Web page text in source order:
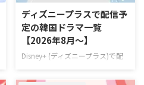
ドル練習生として運命を変えよう
と奮闘するタイムスリップK-POP
ロマンスコメディ。 演出ハン・
グムビ 脚本チェ・ヨンス キャス
トQ（THE BOYZ）、ファン・ジ
（tripleS …
ディズニープラスで配信予
定の韓国ドラマ一覧
【2026年8月～】
Disney+ (ディズニープラス)で配
信予定の新作・人気韓国ドラマ、
ドキュメンタリーを一挙紹介！